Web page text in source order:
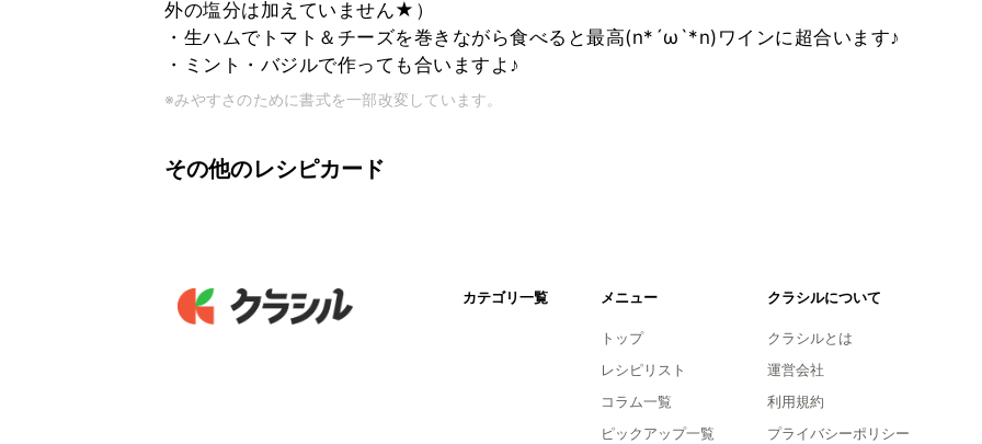
外の塩分は加えていません★）
・生ハムでトマト＆チーズを巻きながら食べると最高(n*´ω`*n)ワインに超合います♪
・ミント・バジルで作っても合いますよ♪
※みやすさのために書式を一部改変しています。
その他のレシピカード
カテゴリ一覧 メニュー
トップ
レシピリスト
コラム一覧
ピックアップ一覧
クラシルについて
クラシルとは
運営会社
利用規約
プライバシーポリシー